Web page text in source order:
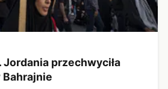
Jordania przechwyciła
Bahrajnie